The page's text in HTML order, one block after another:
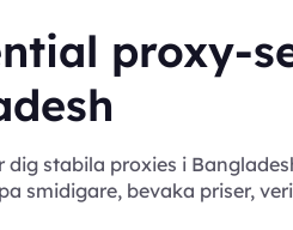
proxy-
dig stabila proxies i
smidigare, bevaka priser,